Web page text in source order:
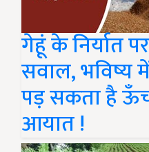
गेहूं के निर्यात
सवाल, भविष्य
पड़ सकता है
आयात !